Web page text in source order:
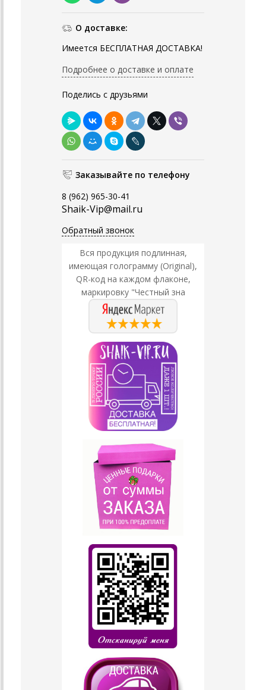
О доставке:
Имеется БЕСПЛАТНАЯ ДОСТАВКА!
Подробнее о доставке и оплате
Поделись с друзьями
Заказывайте по телефону
8 (962) 965-30-41
Shaik-Vip@mail.ru
Обратный звонок
Вся продукция подлинная,
имеющая голограмму (Original),
QR-код на каждом флаконе,
маркировку "Честный зна